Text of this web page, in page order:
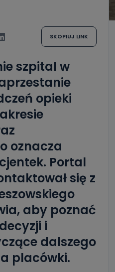
SKOPIUJ LINK
szpital w
opieki
oznacza
Portal
się z
aby poznać
i
dalszego
placówki.